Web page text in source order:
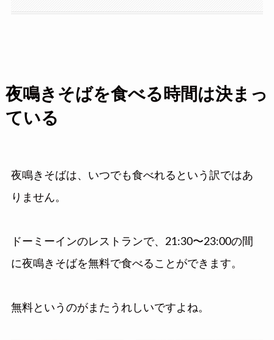
夜鳴きそばを食べる時間は決まっ
ている
夜鳴きそばは、いつでも食べれるという訳ではあ
りません。
ドーミーインのレストランで、21:30〜23:00の間
に夜鳴きそばを無料で食べることができます。
無料というのがまたうれしいですよね。